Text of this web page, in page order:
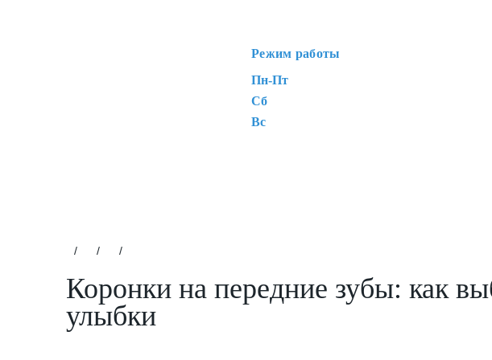
Режим работы
Пн-Пт
Сб
Вс
/ / /
Коронки на передние зубы: как
улыбки